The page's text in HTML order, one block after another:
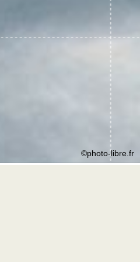
©photo-libre.fr